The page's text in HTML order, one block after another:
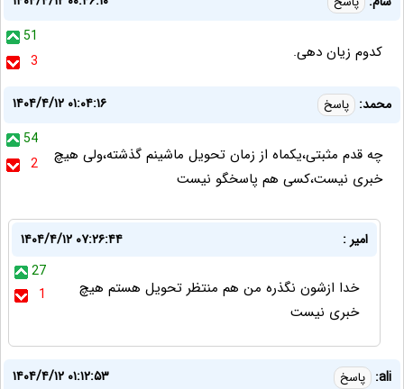
51
3
کدوم زیان دهی.
محمد: پاسخ
۱۴۰۴/۴/۱۲ ۰۱:۰۴:۱۶
54
2
چه قدم مثبتی،یکماه از زمان تحویل ماشینم گذشته،ولی هیچ
خبری نیست،کسی هم پاسخگو نیست
امیر :
۱۴۰۴/۴/۱۲ ۰۷:۲۶:۴۴
27
1
خدا ازشون نگذره من هم منتظر تحویل هستم هیچ
خبری نیست
ali: پاسخ
۱۴۰۴/۴/۱۲ ۰۱:۱۲:۵۳